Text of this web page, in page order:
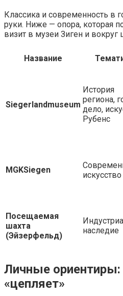
Классика и современность в
руки. Ниже — опора, которая
визит в музеи Зиген и вокруг
Название
Siegerlandmuseum
История
региона,
дело,
Рубенс
MGKSiegen
искусство
Посещаемая
шахта
(Эйзерфельд)
наследие
Личные ориентиры:
«цепляет»